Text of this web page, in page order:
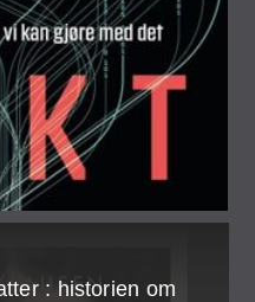
: historien om